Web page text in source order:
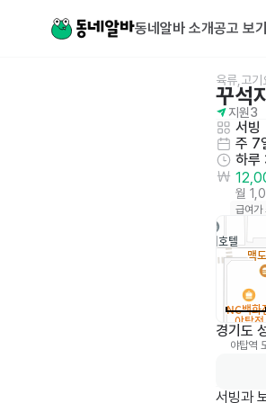
동네알바 소개공고 보
육류,고
꾸석
지원3
서빙
주 7
하루
월
급여가
경기도
야탑역